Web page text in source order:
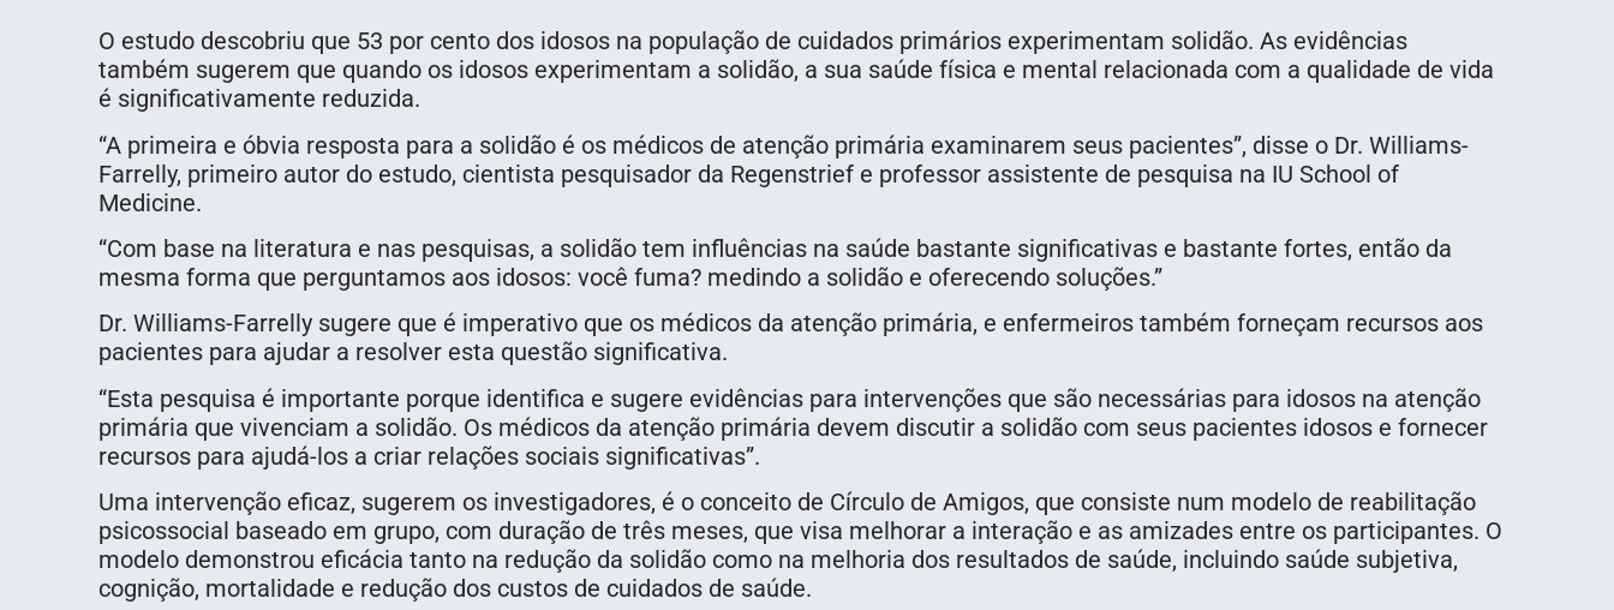
O estudo descobriu que 53 por cento dos idosos na população de cuidados primários experimentam solidão. As evidências
também sugerem que quando os idosos experimentam a solidão, a sua saúde física e mental relacionada com a qualidade de vida
é significativamente reduzida.
“A primeira e óbvia resposta para a solidão é os médicos de atenção primária examinarem seus pacientes”, disse o Dr. Williams-
Farrelly, primeiro autor do estudo, cientista pesquisador da Regenstrief e professor assistente de pesquisa na IU School of
Medicine.
“Com base na literatura e nas pesquisas, a solidão tem influências na saúde bastante significativas e bastante fortes, então da
mesma forma que perguntamos aos idosos: você fuma? medindo a solidão e oferecendo soluções.”
Dr. Williams-Farrelly sugere que é imperativo que os médicos da atenção primária, e enfermeiros também forneçam recursos aos
pacientes para ajudar a resolver esta questão significativa.
“Esta pesquisa é importante porque identifica e sugere evidências para intervenções que são necessárias para idosos na atenção
primária que vivenciam a solidão. Os médicos da atenção primária devem discutir a solidão com seus pacientes idosos e fornecer
recursos para ajudá-los a criar relações sociais significativas”.
Uma intervenção eficaz, sugerem os investigadores, é o conceito de Círculo de Amigos, que consiste num modelo de reabilitação
psicossocial baseado em grupo, com duração de três meses, que visa melhorar a interação e as amizades entre os participantes. O
modelo demonstrou eficácia tanto na redução da solidão como na melhoria dos resultados de saúde, incluindo saúde subjetiva,
cognição, mortalidade e redução dos custos de cuidados de saúde.